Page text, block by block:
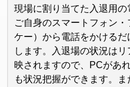
現場に割り当てた入退用
ご自身のスマートフォン
ケー）から電話をかける
します。入退場の状況は
映されますので、PCがあ
も状況把握ができます。